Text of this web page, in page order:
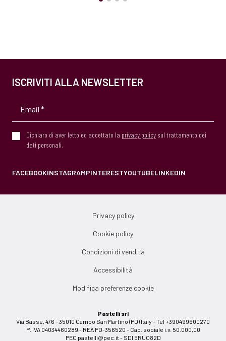
ISCRIVITI ALLA NEWSLETTER
Dichiaro di aver letto ed accettato la privacy policy sul trattamento dei
dati personali.
FACEBOOKINSTAGRAMPINTERESTYOUTUBELINKEDIN
Privacy policy
Cookie policy
Condizioni di vendita
Accessibilità
Modifica preferenze cookie
Pastelli srl
Via Basse, 4/6 - 35010 Campo San Martino (PD) Italy - Tel +390499600270
P. IVA 04034460289 - REA PD-356520 - Cap. sociale i.v. 50.000,00
PEC pastelli@pec.it- SDI 5RUO82D